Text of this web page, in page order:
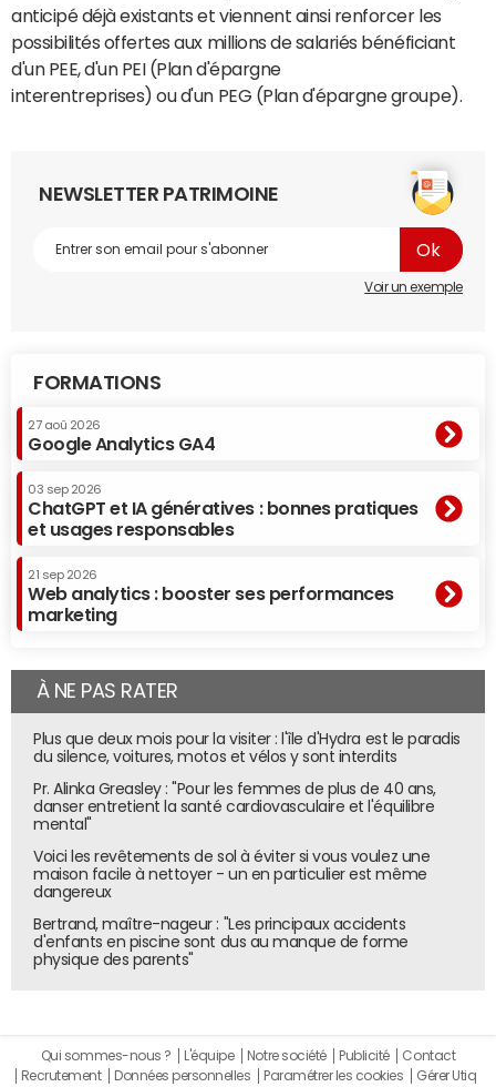
anticipé déjà existants et viennent ainsi renforcer les
possibilités offertes aux millions de salariés bénéficiant
d'un PEE, d'un PEI (Plan d'épargne
interentreprises) ou d'un PEG (Plan d'épargne groupe).
NEWSLETTER PATRIMOINE
Voir un exemple
FORMATIONS
27 aoû 2026
Google Analytics GA4
03 sep 2026
ChatGPT et IA génératives : bonnes pratiques
et usages responsables
21 sep 2026
Web analytics : booster ses performances
marketing
À NE PAS RATER
Plus que deux mois pour la visiter : l'île d'Hydra est le paradis
du silence, voitures, motos et vélos y sont interdits
Pr. Alinka Greasley : "Pour les femmes de plus de 40 ans,
danser entretient la santé cardiovasculaire et l'équilibre
mental"
Voici les revêtements de sol à éviter si vous voulez une
maison facile à nettoyer - un en particulier est même
dangereux
Bertrand, maître-nageur : "Les principaux accidents
d'enfants en piscine sont dus au manque de forme
physique des parents"
Qui sommes-nous ? L'équipe Notre société Publicité
Contact
Recrutement
Données personnelles Paramétrer les cookies Gérer Utiq